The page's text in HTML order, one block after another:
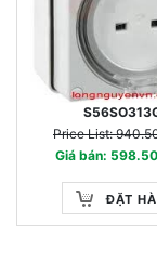
Price List:
Giá bán:
ĐẶT